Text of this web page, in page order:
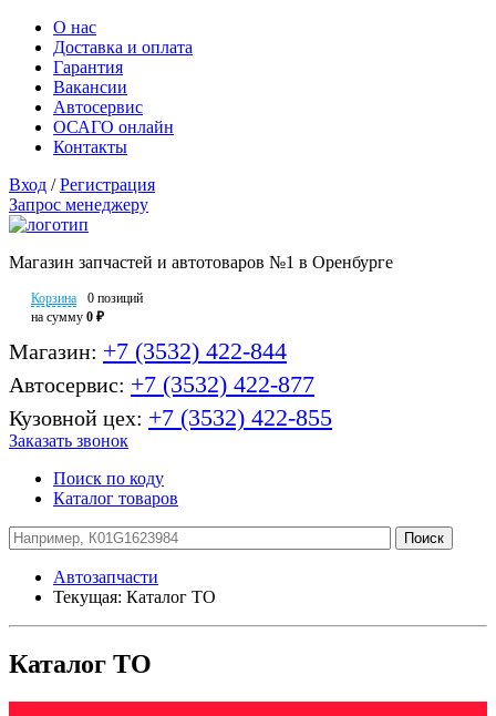
О нас
Доставка и оплата
Гарантия
Вакансии
Автосервис
ОСАГО онлайн
Контакты
Вход / Регистрация
Запрос менеджеру
Магазин запчастей и автотоваров №1 в Оренбурге
Корзина
0 позиций
на сумму 0 ₽
Магазин: +7 (3532) 422-844
Автосервис: +7 (3532) 422-877
Кузовной цех: +7 (3532) 422-855
Заказать звонок
Поиск по коду
Каталог товаров
Автозапчасти
Текущая: Каталог ТО
Каталог ТО